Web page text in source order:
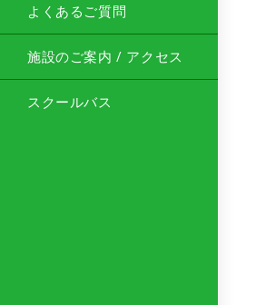
よくあるご質問
施設のご案内 / アクセス
スクールバス